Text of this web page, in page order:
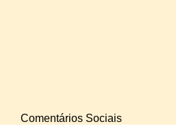
Comentários Sociais